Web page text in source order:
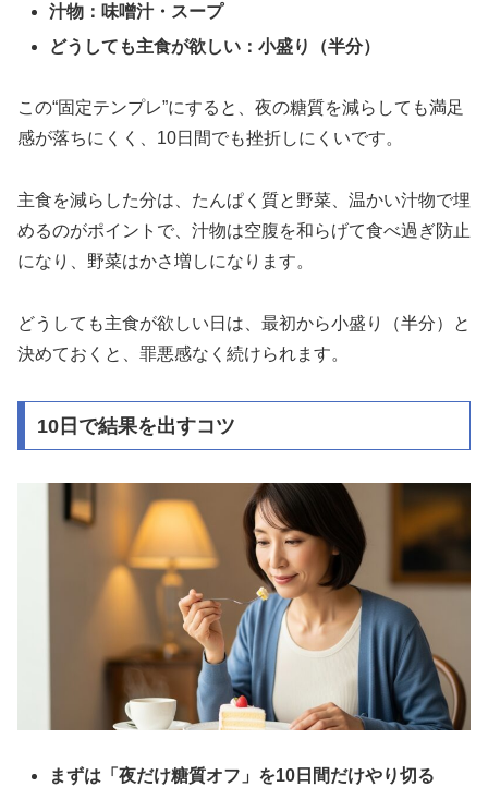
汁物：味噌汁・スープ
どうしても主食が欲しい：小盛り（半分）
この“固定テンプレ”にすると、夜の糖質を減らしても満足
感が落ちにくく、10日間でも挫折しにくいです。
主食を減らした分は、たんぱく質と野菜、温かい汁物で埋
めるのがポイントで、汁物は空腹を和らげて食べ過ぎ防止
になり、野菜はかさ増しになります。
どうしても主食が欲しい日は、最初から小盛り（半分）と
決めておくと、罪悪感なく続けられます。
10日で結果を出すコツ
まずは「夜だけ糖質オフ」を10日間だけやり切る